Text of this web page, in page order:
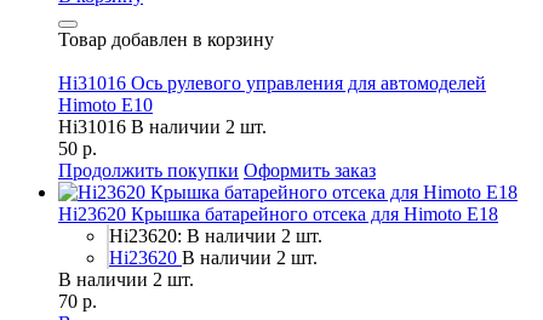
Товар добавлен в корзину
Hi31016 Ось рулевого управления для автомоделей
Himoto E10
Hi31016 В наличии 2 шт.
50 р.
Продолжить покупки Оформить заказ
Hi23620 Крышка батарейного отсека для Himoto E18
Hi23620: В наличии 2 шт.
Hi23620 В наличии 2 шт.
В наличии 2 шт.
70 р.